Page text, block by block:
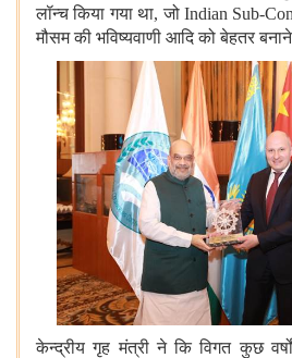
लॉन्च किया गया था, जो Indian Sub-
मौसम की भविष्यवाणी आदि को बेहतर
केन्द्रीय गृह मंत्री ने कि विगत कुछ